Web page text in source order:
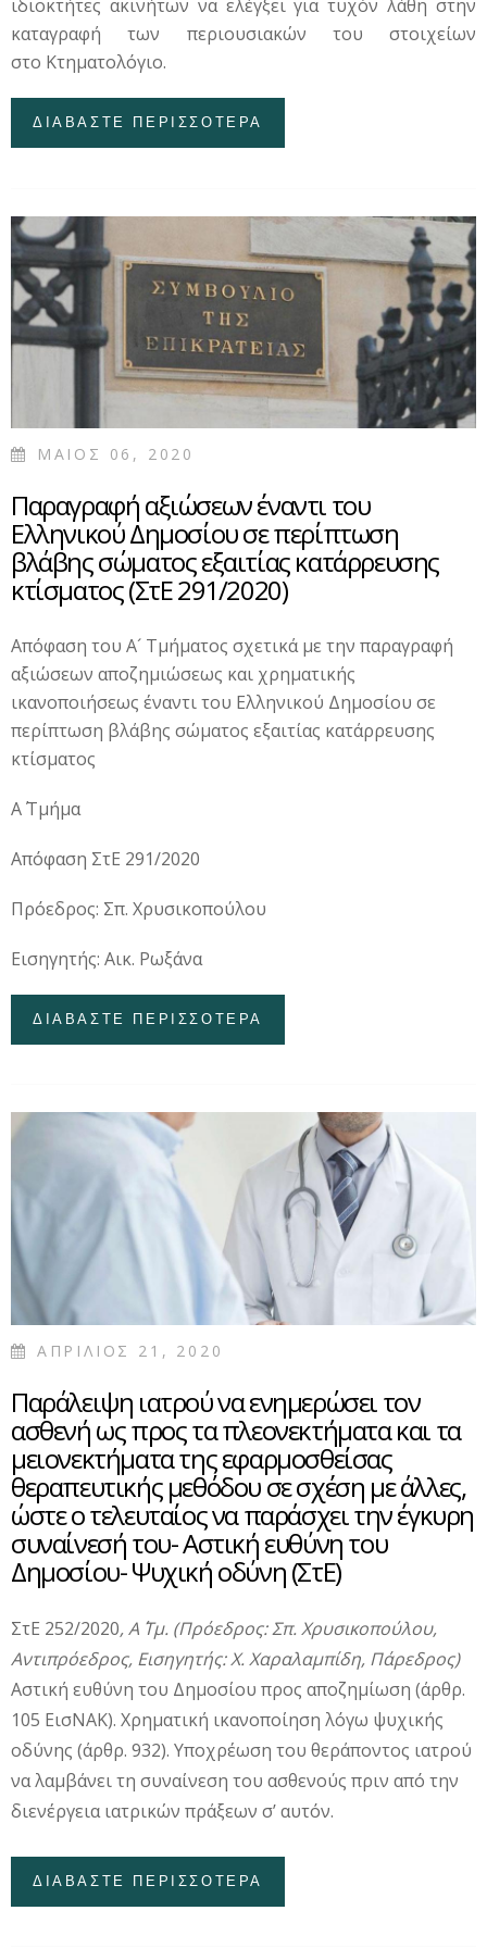
ιδιοκτήτες ακινήτων να ελέγξει για τυχόν λάθη στην
καταγραφή των περιουσιακών του στοιχείων
στο Κτηματολόγιο.
ΔΙΑΒΑΣΤΕ ΠΕΡΙΣΣΟΤΕΡΑ
ΑΠΟ 18 ΜΑΪΟΥ Η
ΜΑΙΟΣ 06, 2020
Παραγραφή αξιώσεων έναντι του
Ελληνικού Δημοσίου σε περίπτωση
βλάβης σώματος εξαιτίας κατάρρευσης
κτίσματος (ΣτΕ 291/2020)
Απόφαση του Α´ Τμήματος σχετικά με την παραγραφή
αξιώσεων αποζημιώσεως και χρηματικής
ικανοποιήσεως έναντι του Ελληνικού Δημοσίου σε
περίπτωση βλάβης σώματος εξαιτίας κατάρρευσης
κτίσματος
Α΄ Τμήμα
Απόφαση ΣτΕ 291/2020
Πρόεδρος: Σπ. Χρυσικοπούλου
Εισηγητής: Αικ. Ρωξάνα
ΔΙΑΒΑΣΤΕ ΠΕΡΙΣΣΟΤΕΡΑ
ΑΞΙΩΣΕΩΝ ΕΝΑΝΤΙ
ΠΕΡΙΠΤΩΣΗ ΒΛΑΒΗΣ
ΣΩΜΑΤΟΣ ΕΞΑΙΤΙΑΣ
ΚΑΤΑΡΡΕΥΣΗΣ
ΚΤΙΣΜΑΤΟΣ (ΣΤΕ
291/2020)
ΑΠΡΙΛΙΟΣ 21, 2020
Παράλειψη ιατρού να ενημερώσει τον
ασθενή ως προς τα πλεονεκτήματα και τα
μειονεκτήματα της εφαρμοσθείσας
θεραπευτικής μεθόδου σε σχέση με άλλες,
ώστε ο τελευταίος να παράσχει την έγκυρη
συναίνεσή του- Αστική ευθύνη του
Δημοσίου- Ψυχική οδύνη (ΣτΕ)
ΣτΕ 252/2020, Α΄ Τμ. (Πρόεδρος: Σπ. Χρυσικοπούλου,
Αντιπρόεδρος, Εισηγητής: Χ. Χαραλαμπίδη, Πάρεδρος)
Αστική ευθύνη του Δημοσίου προς αποζημίωση (άρθρ.
105 ΕισΝΑΚ). Χρηματική ικανοποίηση λόγω ψυχικής
οδύνης (άρθρ. 932). Υποχρέωση του θεράποντος ιατρού
να λαμβάνει τη συναίνεση του ασθενούς πριν από την
διενέργεια ιατρικών πράξεων σ’ αυτόν.
ΔΙΑΒΑΣΤΕ ΠΕΡΙΣΣΟΤΕΡΑ
ΙΑΤΡΟΥ ΝΑ